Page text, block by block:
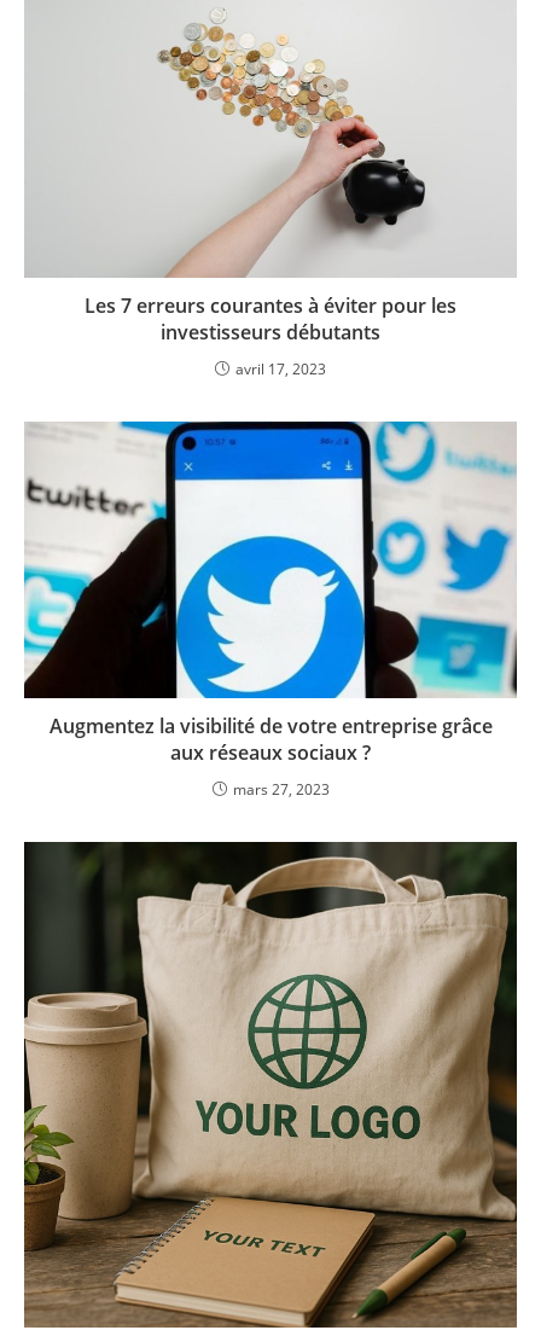
Les 7 erreurs courantes à éviter pour les
investisseurs débutants
avril 17, 2023
Augmentez la visibilité de votre entreprise grâce
aux réseaux sociaux ?
mars 27, 2023